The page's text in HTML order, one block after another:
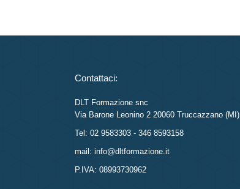
Contattaci:
DLT Formazione snc
Via Barone Leonino 2 20060 Truccazzano (MI)
Tel: 02 9583303 - 346 8593158
mail: info@dltformazione.it
P.IVA: 08993730962